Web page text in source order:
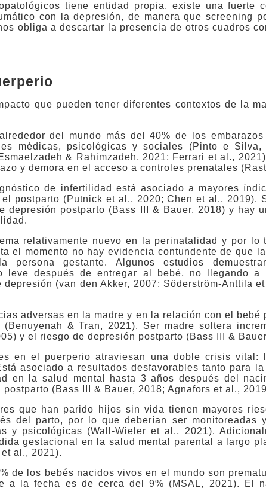
tiene entidad propia, existe una fuerte
con la depresión, de manera que screening
obliga a descartar la presencia de otros cuadros
que pueden tener diferentes contextos de la
del mundo más del 40% de los
médicas, psicológicas y sociales (Pinto e
& Rahimzadeh, 2021; Ferrari et al.,
y demora en el acceso a controles prenatales
de infertilidad está asociado a mayores
postparto (Putnick et al., 2020; Chen et al., 2019).
depresión postparto (Bass III & Bauer, 2018) y hay
relativamente nuevo en la perinatalidad y por lo
el momento no hay evidencia contundente de que
persona gestante. Algunos estudios
leve después de entregar al bebé, no llegando a
(van den Akker, 2007; Söderström-Anttila
adversas en la madre y en la relación con el bebé
& Tran, 2021). Ser madre soltera
y el riesgo de depresión postparto (Bass III &
en el puerperio atraviesan una doble crisis vital:
asociado a resultados desfavorables tanto para la
en la salud mental hasta 3 años después del
(Bass III & Bauer, 2018; Agnafors et al.,
que han parido hijos sin vida tienen mayores
del parto, por lo que deberían ser monitoreadas
y psicológicas (Wall-Wieler et al., 2021).
gestacional en la salud mental parental a largo
al., 2021).
de los bebés nacidos vivos en el mundo son
a la fecha es de cerca del 9% (MSAL, 2021). El